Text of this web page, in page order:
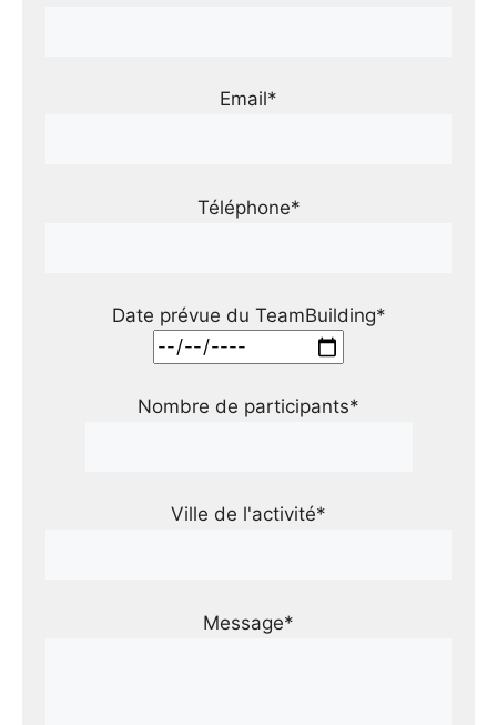
Email*
Téléphone*
Date prévue du TeamBuilding*
Nombre de participants*
Ville de l'activité*
Message*